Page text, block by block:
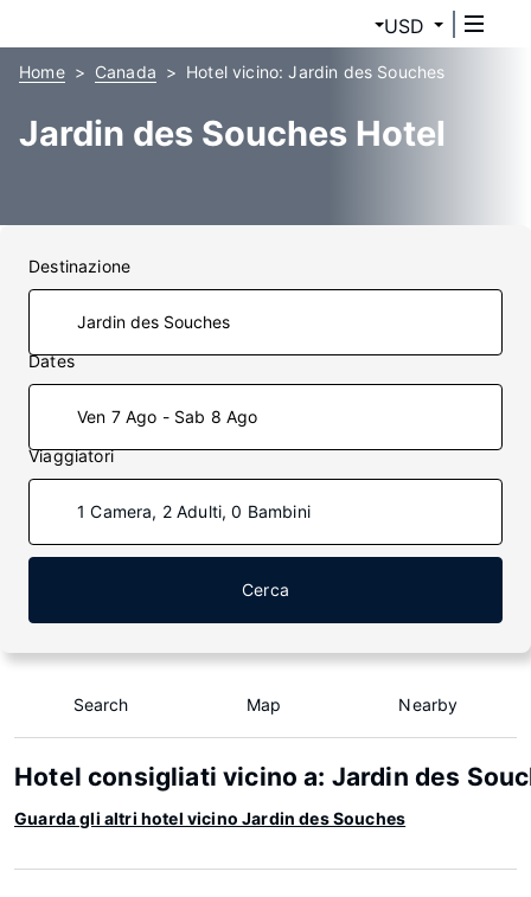
USD
Home Canada Hotel vicino: Jardin des Souches
Jardin des Souches Hotel
Destinazione
Dates
Ven 7 Ago - Sab 8 Ago
Viaggiatori
1 Camera, 2 Adulti, 0 Bambini
Cerca
Search Map Nearby
Hotel consigliati vicino a: Jardin des
Guarda gli altri hotel vicino Jardin des Souches